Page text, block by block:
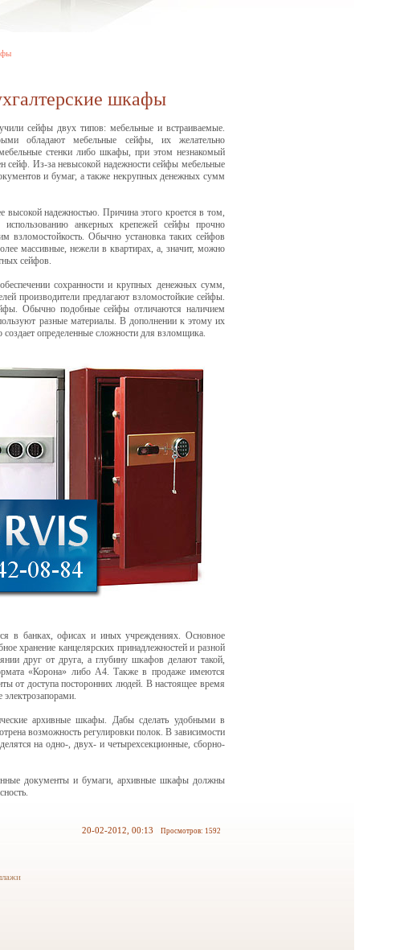
шкафы
сейфы двух типов: мебельные и встраиваемые.
обладают мебельные сейфы, их желательно
стенки либо шкафы, при этом незнакомый
сейф. Из-за невысокой надежности сейфы мебельные
и бумаг, а также некрупных денежных сумм
надежностью. Причина этого кроется в том,
анкерных крепежей сейфы прочно
взломостойкость. Обычно установка таких сейфов
массивные, нежели в квартирах, а, значит, можно
сейфов.
сохранности и крупных денежных сумм,
производители предлагают взломостойкие сейфы.
Обычно подобные сейфы отличаются наличием
разные материалы. В дополнении к этому их
создает определенные сложности для взломщика.
в банках, офисах и иных учреждениях. Основное
хранение канцелярских принадлежностей и разной
друг от друга, а глубину шкафов делают такой,
«Корона» либо А4. Также в продаже имеются
от доступа посторонних людей. В настоящее время
архивные шкафы. Дабы сделать удобными в
возможность регулировки полок. В зависимости
на одно-, двух- и четырехсекционные, сборно-
документы и бумаги, архивные шкафы должны
20-02-2012, 00:13 Просмотров: 1592